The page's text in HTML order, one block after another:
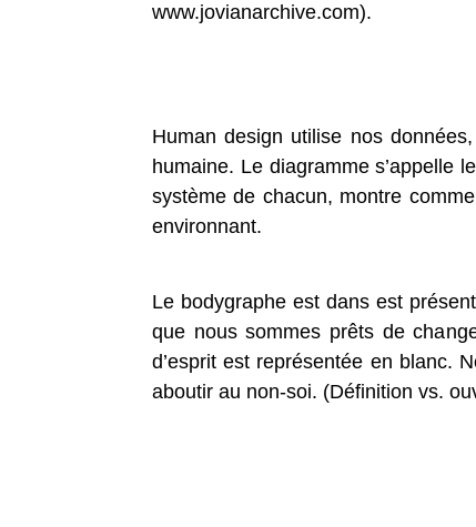
www.jovianarchive.com).
Human design utilise nos
humaine. Le diagramme s’appelle
système de chacun, montre
environnant.
Le bodygraphe est dans est
que nous sommes prêts de
d’esprit est représentée en blanc.
aboutir au non-soi. (Définition vs.